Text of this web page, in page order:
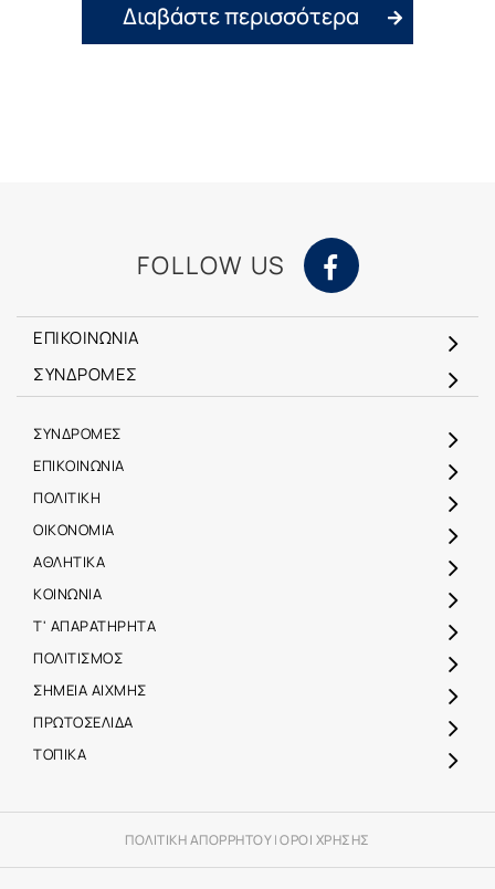
Διαβάστε περισσότερα
FOLLOW US
ΕΠΙΚΟΙΝΩΝΙΑ
ΣΥΝΔΡΟΜΕΣ
ΣΥΝΔΡΟΜΕΣ
ΕΠΙΚΟΙΝΩΝΙΑ
ΠΟΛΙΤΙΚΗ
ΟΙΚΟΝΟΜΙΑ
ΑΘΛΗΤΙΚΑ
ΚΟΙΝΩΝΙΑ
Τ' ΑΠΑΡΑΤΗΡΗΤΑ
ΠΟΛΙΤΙΣΜΟΣ
ΣΗΜΕΙΑ ΑΙΧΜΗΣ
ΠΡΩΤΟΣΕΛΙΔΑ
ΤΟΠΙΚΑ
ΠΟΛΙΤΙΚΗ ΑΠΟΡΡΗΤΟΥ|ΟΡΟΙ ΧΡΗΣΗΣ